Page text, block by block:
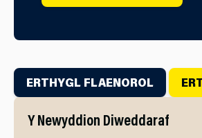
ERTHYGL FLAENOROL
Y Newyddion Diweddaraf